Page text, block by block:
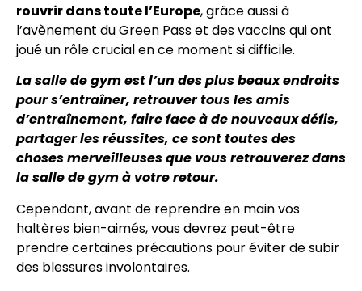
rouvrir dans toute l’Europe, grâce aussi à
l’avènement du Green Pass et des vaccins qui ont
joué un rôle crucial en ce moment si difficile.
La salle de gym est l’un des plus beaux endroits
pour s’entraîner, retrouver tous les amis
d’entraînement, faire face à de nouveaux défis,
partager les réussites, ce sont toutes des
choses merveilleuses que vous retrouverez dans
la salle de gym à votre retour.
Cependant, avant de reprendre en main vos
haltères bien-aimés, vous devrez peut-être
prendre certaines précautions pour éviter de subir
des blessures involontaires.